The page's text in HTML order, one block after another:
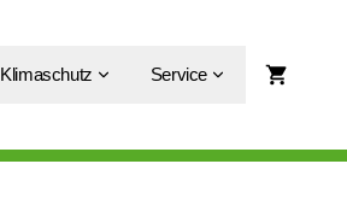
Klimaschutz Service